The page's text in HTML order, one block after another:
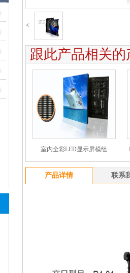
<
跟此产品相关的
室内全彩LED显示屏模组
产品详情 联系